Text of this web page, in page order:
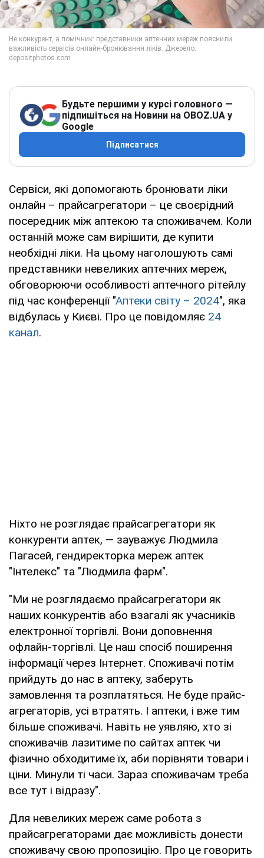
Будьте першими у курсі головного —
підпишіться на Новини на OBOZ.UA у
Google
Підписатися
Сервіси, які допомогають бронювати ліки
онлайн – прайсагрегатори – це своєрідний
посередник між аптекою та споживачем. Коли
останній може сам вирішити, де купити
необхідні ліки. На цьому наголошують самі
представники невеликих аптечних мереж,
обговорюючи особливості аптечного рітейлу
під час конференції "Аптеки світу – 2024", яка
відбулась у Києві. Про це повідомляє 24
канал.
Ніхто не розглядає прайсагрегатори як
конкуренти аптек, — зауважує Людмила
Пагасей, гендиректорка мереж аптек
"Інтелекс" та "Людмила фарм".
"Ми не розглядаємо прайсагрегатори як
наших конкурентів або взагалі як учасників
електронної торгівлі. Вони доповнення
офлайн-торгівлі. Це наш спосіб поширення
інформації через Інтернет. Споживачі потім
прийдуть до нас в аптеку, заберуть
замовлення та розплатяться. Не буде прайс-
агрегаторів, усі втратять. І аптеки, і вже тим
більше споживачі. Навіть не уявляю, хто зі
споживачів лазитиме по сайтах аптек чи
фізично обходитиме їх, аби порівняти товари і
ціни. Минули ті часи. Зараз споживачам треба
все тут і відразу".
Для невеликих мереж саме робота з
прайсагрегаторами дає можливість донести
споживачу свою пропозицію. Про це говорить